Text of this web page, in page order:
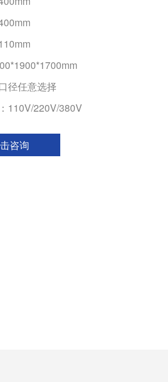
径任意选择
110V/220V/380V
咨询